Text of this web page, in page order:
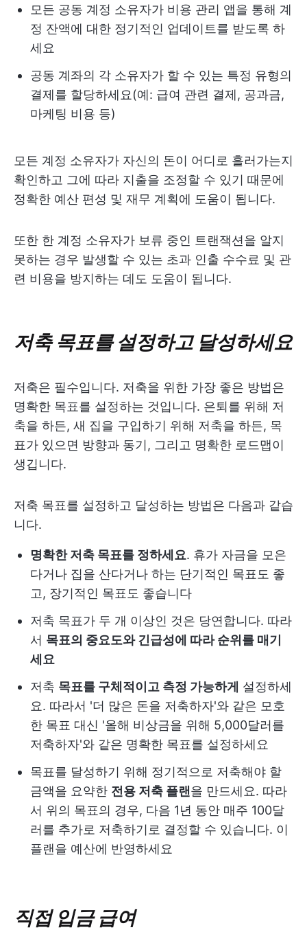
모든 공동 계정 소유자가 비용 관리 앱을 통해 계
정 잔액에 대한 정기적인 업데이트를 받도록 하
세요
공동 계좌의 각 소유자가 할 수 있는 특정 유형의
결제를 할당하세요(예: 급여 관련 결제, 공과금,
마케팅 비용 등)
모든 계정 소유자가 자신의 돈이 어디로 흘러가는지
확인하고 그에 따라 지출을 조정할 수 있기 때문에
정확한 예산 편성 및 재무 계획에 도움이 됩니다.
또한 한 계정 소유자가 보류 중인 트랜잭션을 알지
못하는 경우 발생할 수 있는 초과 인출 수수료 및 관
련 비용을 방지하는 데도 도움이 됩니다.
저축 목표를 설정하고 달성하세요
저축은 필수입니다. 저축을 위한 가장 좋은 방법은
명확한 목표를 설정하는 것입니다. 은퇴를 위해 저
축을 하든, 새 집을 구입하기 위해 저축을 하든, 목
표가 있으면 방향과 동기, 그리고 명확한 로드맵이
생깁니다.
저축 목표를 설정하고 달성하는 방법은 다음과 같습
니다.
명확한 저축 목표를 정하세요. 휴가 자금을 모은
다거나 집을 산다거나 하는 단기적인 목표도 좋
고, 장기적인 목표도 좋습니다
저축 목표가 두 개 이상인 것은 당연합니다. 따라
서 목표의 중요도와 긴급성에 따라 순위를 매기
세요
저축 목표를 구체적이고 측정 가능하게 설정하세
요. 따라서 '더 많은 돈을 저축하자'와 같은 모호
한 목표 대신 '올해 비상금을 위해 5,000달러를
저축하자'와 같은 명확한 목표를 설정하세요
목표를 달성하기 위해 정기적으로 저축해야 할
금액을 요약한 전용 저축 플랜을 만드세요. 따라
서 위의 목표의 경우, 다음 1년 동안 매주 100달
러를 추가로 저축하기로 결정할 수 있습니다. 이
플랜을 예산에 반영하세요
직접 입금 급여